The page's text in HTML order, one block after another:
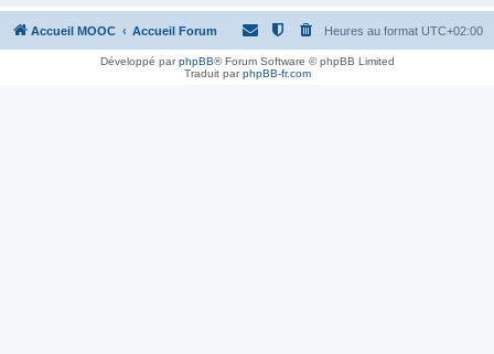
Accueil MOOC Accueil Forum Heures au format UTC+02:00
Développé parphpBB® Forum Software © phpBB Limited
Traduit parphpBB-fr.com